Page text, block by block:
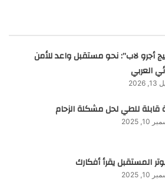
أجرو لاب”: نحو مستقبل واعد للأمن
العربي
قابلة للطي لحل مشكلة الزحام
2025
المستقبل يقرأ أفكارك
2025